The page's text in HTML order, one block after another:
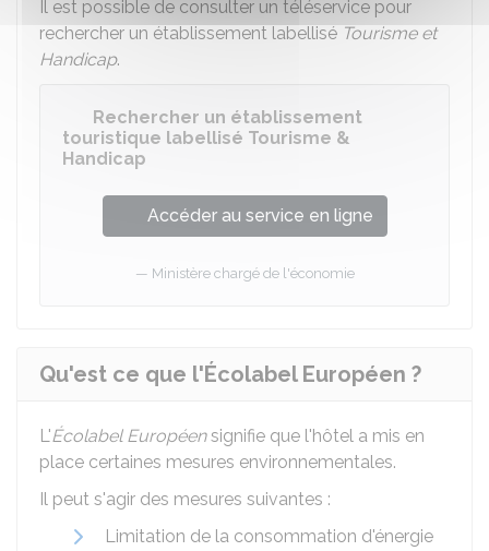
Il est possible de consulter un téléservice pour
rechercher un établissement labellisé Tourisme et
Handicap.
Rechercher un établissement
touristique labellisé Tourisme &
Handicap
Accéder au service en ligne
Ministère chargé de l'économie
Qu'est ce que l'Écolabel Européen ?
L'Écolabel Européensignifie que l'hôtel a mis en
place certaines mesures environnementales.
Il peut s'agir des mesures suivantes :
Limitation de la consommation d'énergie